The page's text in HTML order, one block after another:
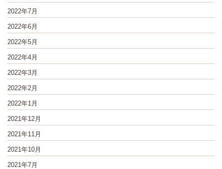
2022年7月
2022年6月
2022年5月
2022年4月
2022年3月
2022年2月
2022年1月
2021年12月
2021年11月
2021年10月
2021年7月